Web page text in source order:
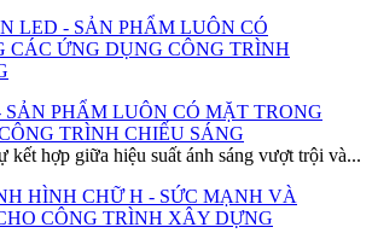
PHẨM LUÔN CÓ MẶT TRONG
TRÌNH CHIẾU SÁNG
kết hợp giữa hiệu suất ánh sáng vượt trội và...